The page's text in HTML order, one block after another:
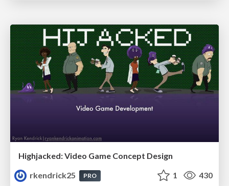
Highjacked: Video Game Concept Design
rkendrick25
PRO 1 430